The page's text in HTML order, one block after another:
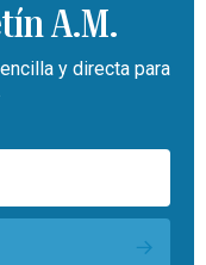
A.M.
y directa para